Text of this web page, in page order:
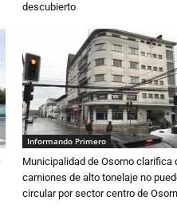
descubierto
Informando Primero
Municipalidad de Osorno clarifica
camiones de alto tonelaje no
circular por sector centro de